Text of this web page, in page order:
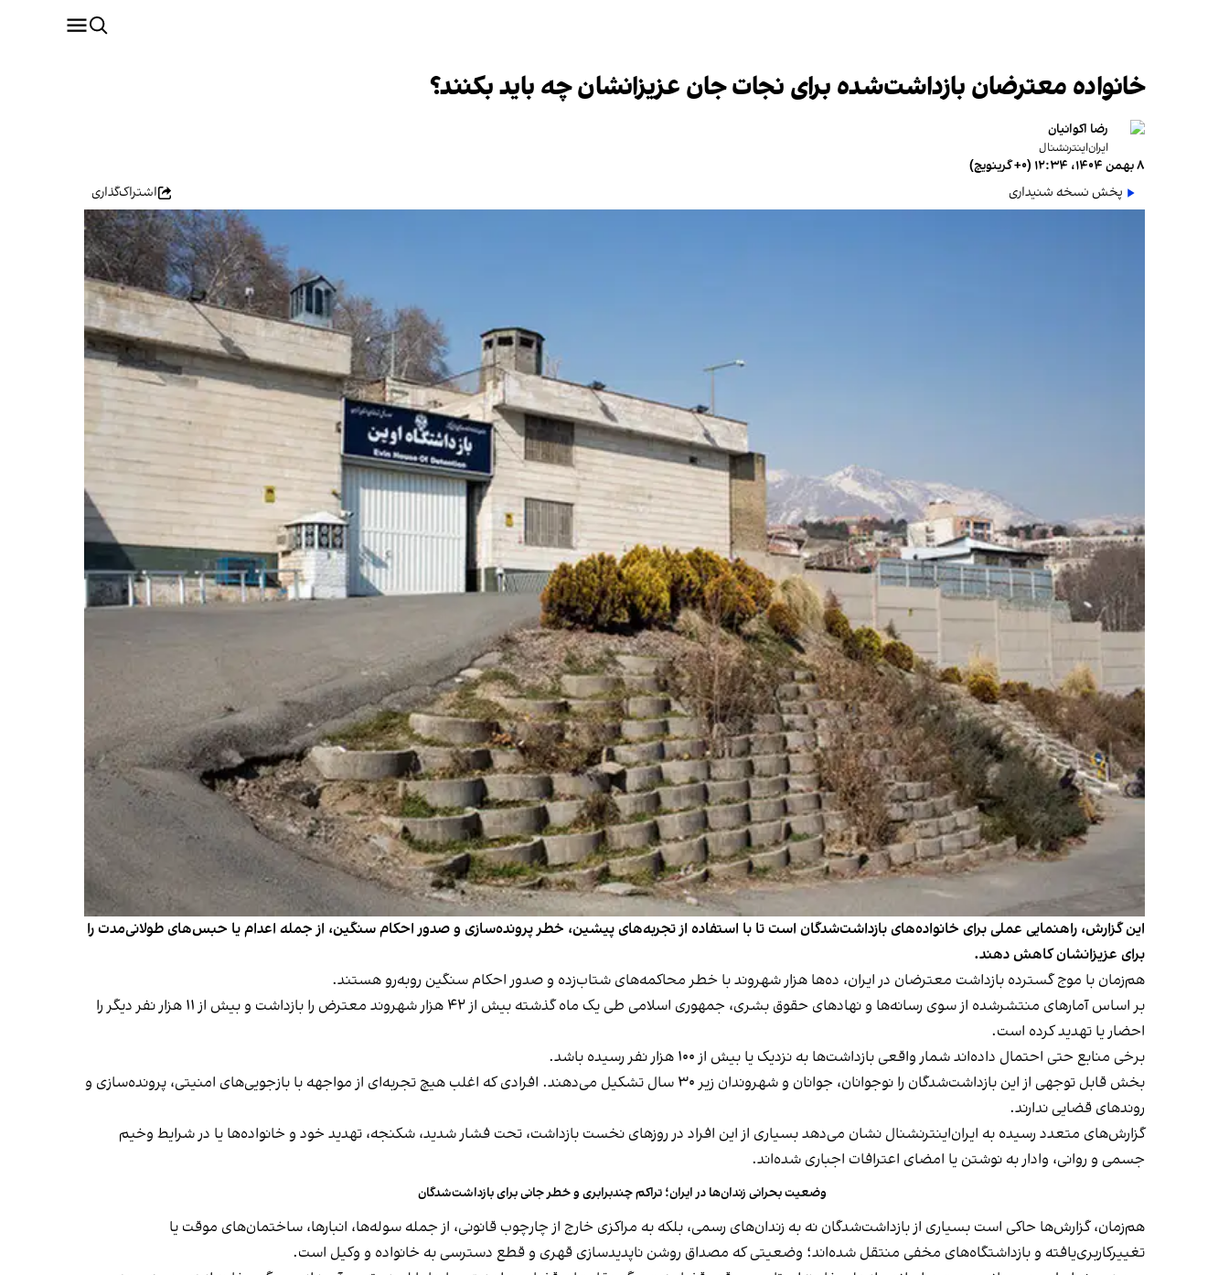
خانواده معترضان بازداشت‌شده برای نجات جان عزیزانشان چه باید بکنند؟
رضا اکوانیان
ایران‌اینترنشنال
۸ بهمن ۱۴۰۴، ۱۲:۳۴ (‎+۰ گرینویچ)
پخش نسخه شنیداری
اشتراک‌گذاری
این گزارش، راهنمایی عملی برای خانواده‌های بازداشت‌شدگان است تا با استفاده از تجربه‌های پیشین، خطر پرونده‌سازی و صدور احکام سنگین، از جمله اعدام یا حبس‌های طولانی‌مدت را
برای عزیزانشان کاهش دهند.
هم‌زمان با موج گسترده بازداشت معترضان در ایران، ده‌ها هزار شهروند با خطر محاکمه‌های شتاب‌زده و صدور احکام سنگین روبه‌رو هستند.
بر اساس آمارهای منتشر‌شده از سوی رسانه‌ها و نهادهای حقوق بشری، جمهوری اسلامی طی یک ماه گذشته بیش از ۴۲ هزار شهروند معترض را بازداشت و بیش از ۱۱ هزار نفر دیگر را
احضار یا تهدید کرده است.
برخی منابع حتی احتمال داده‌اند شمار واقعی بازداشت‌ها به نزدیک یا بیش از ۱۰۰ هزار نفر رسیده باشد.
بخش قابل توجهی از این بازداشت‌شدگان را نوجوانان، جوانان و شهروندان زیر ۳۰ سال تشكيل می‌دهند. افرادی كه اغلب هيچ تجربه‌ای از مواجهه با بازجويی‌های امنيتی، پرونده‌سازی و
روندهای قضايی ندارند.
گزارش‌های متعدد رسيده به ايران‌اينترنشنال نشان می‌دهد بسياری از اين افراد در روزهای نخست بازداشت، تحت فشار شديد، شكنجه، تهديد خود و خانواده‌ها يا در شرايط وخيم
جسمی و روانی، وادار به نوشتن يا امضای اعترافات اجباری شده‌اند.
وضعیت بحرانی زندان‌ها در ایران؛ تراکم چندبرابری و خطر جانی برای بازداشت‌شدگان
هم‌زمان، گزارش‌ها حاكی است بسياری از بازداشت‌شدگان نه به زندان‌های رسمی، بلكه به مراكزی خارج از چارچوب قانونی، از جمله سوله‌ها، انبارها، ساختمان‌های موقت يا
تغييركاربری‌يافته و بازداشتگاه‌های مخفی منتقل شده‌اند؛ وضعيتی كه مصداق روشن ناپديدسازی قهری و قطع دسترسی به خانواده و وكيل است.